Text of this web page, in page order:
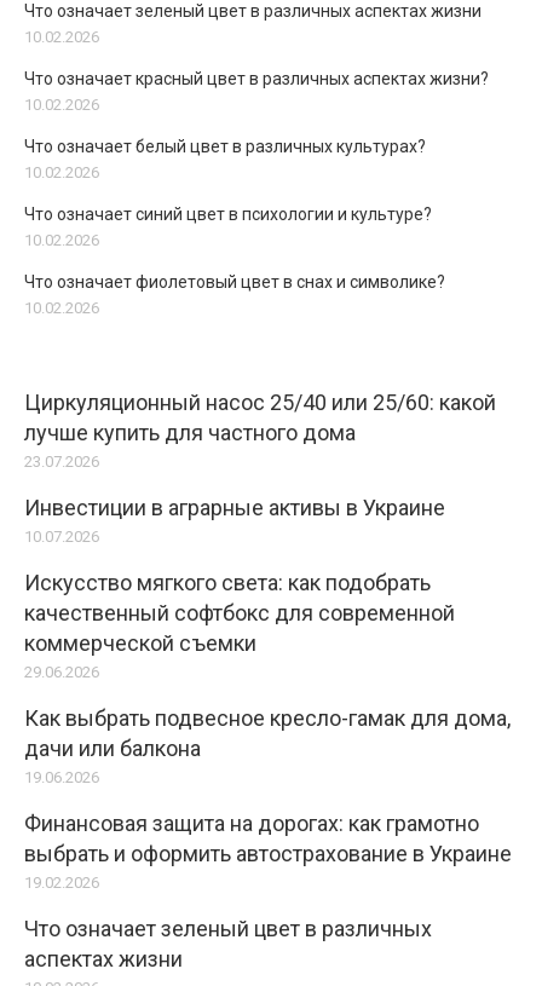
Что означает зеленый цвет в различных аспектах жизни
10.02.2026
Что означает красный цвет в различных аспектах жизни?
10.02.2026
Что означает белый цвет в различных культурах?
10.02.2026
Что означает синий цвет в психологии и культуре?
10.02.2026
Что означает фиолетовый цвет в снах и символике?
10.02.2026
Циркуляционный насос 25/40 или 25/60: какой
лучше купить для частного дома
23.07.2026
Инвестиции в аграрные активы в Украине
10.07.2026
Искусство мягкого света: как подобрать
качественный софтбокс для современной
коммерческой съемки
29.06.2026
Как выбрать подвесное кресло-гамак для дома,
дачи или балкона
19.06.2026
Финансовая защита на дорогах: как грамотно
выбрать и оформить автострахование в Украине
19.02.2026
Что означает зеленый цвет в различных
аспектах жизни